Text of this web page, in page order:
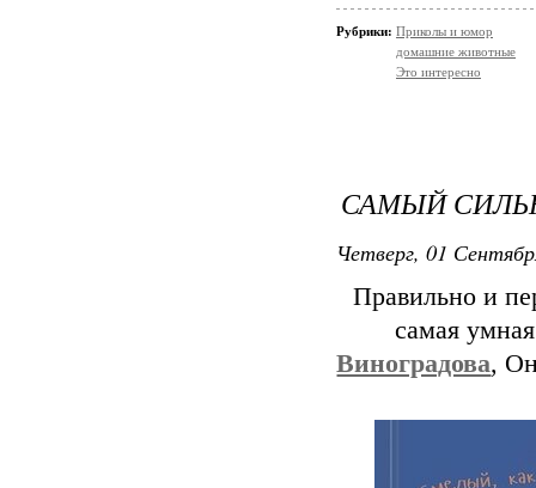
Рубрики: Приколы и юмор
домашние животные
Это интересно
САМЫЙ
Четверг, 01
Правильно и
самая
Виноградова,